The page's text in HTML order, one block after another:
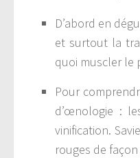
D’abord en
et surtout la
quoi muscler le
Pour
d’œnologie :
vinification.
rouges de